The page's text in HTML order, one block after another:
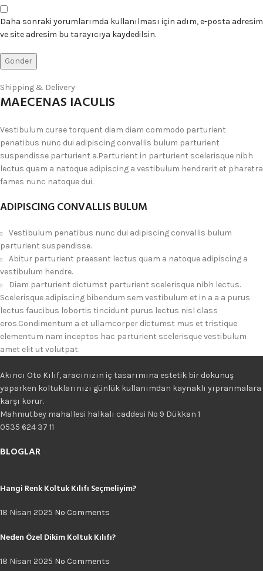
Daha sonraki yorumlarımda kullanılması için adım, e-posta adresim
ve site adresim bu tarayıcıya kaydedilsin.
Shipping & Delivery
MAECENAS IACULIS
Vestibulum curae torquent diam diam commodo parturient
penatibus nunc dui adipiscing convallis bulum parturient
suspendisse parturient a.Parturient in parturient scelerisque nibh
lectus quam a natoque adipiscing a vestibulum hendrerit et pharetra
fames nunc natoque dui.
ADIPISCING CONVALLIS BULUM
Vestibulum penatibus nunc dui adipiscing convallis bulum
parturient suspendisse.
Abitur parturient praesent lectus quam a natoque adipiscing a
vestibulum hendre.
Diam parturient dictumst parturient scelerisque nibh lectus.
Scelerisque adipiscing bibendum sem vestibulum et in a a a purus
lectus faucibus lobortis tincidunt purus lectus nisl class
eros.Condimentum a et ullamcorper dictumst mus et tristique
elementum nam inceptos hac parturient scelerisque vestibulum
amet elit ut volutpat.
Akıncı Oto Kılıf, aracınızın iç tasarımına estetik bir dokunuş
yaparken koltuklarınızı günlük kullanımdan kaynaklı yıpranmalara
karşı korur.
Mahmutbey mahallesi halkalı caddesi No 9 Dükkan 1
0535 624 37 11
BLOGLAR
Hangi Renk Koltuk Kılıfı Seçmeliyim?
18 Nisan 2025 No Comments
Neden Özel Dikim Koltuk Kılıfı?
18 Nisan 2025 No Comments